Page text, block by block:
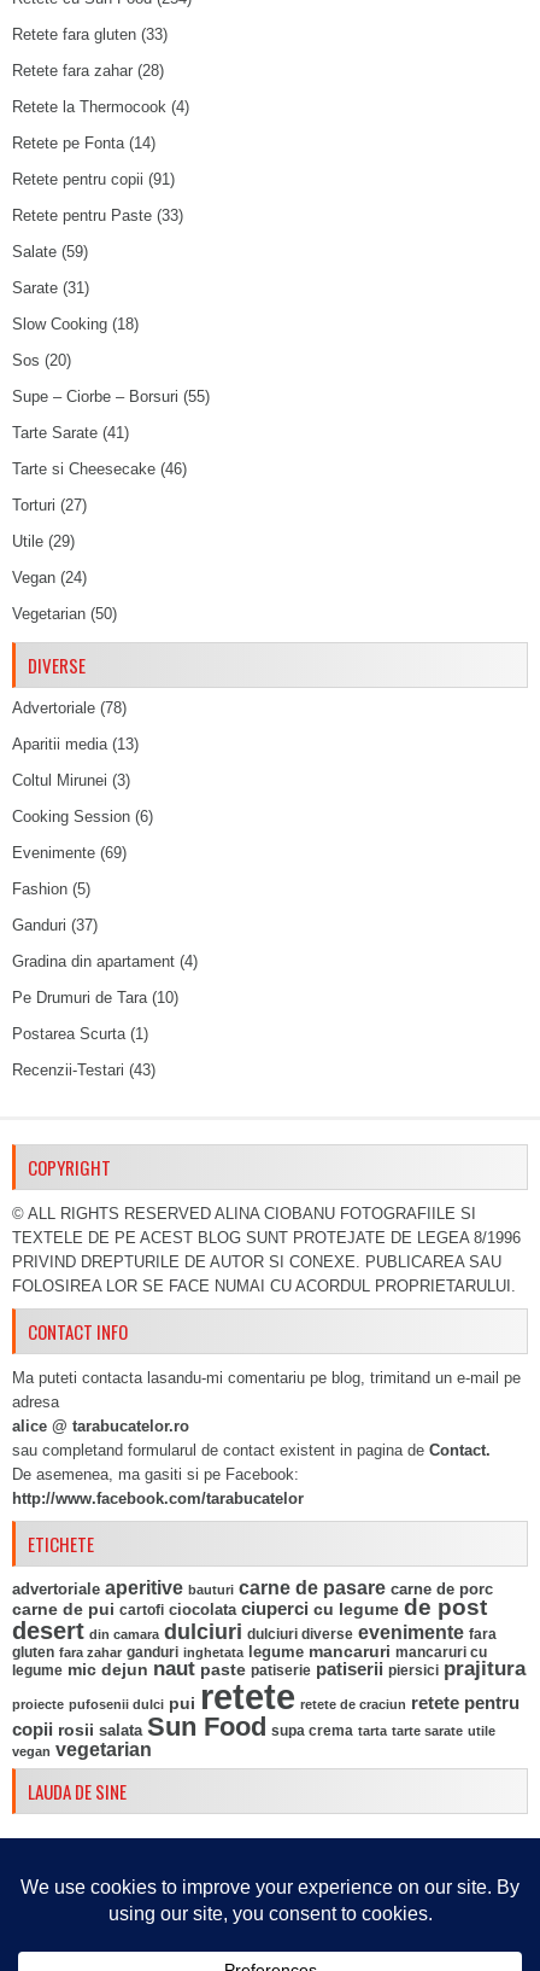
Retete fara gluten (33)
Retete fara zahar (28)
Retete la Thermocook (4)
Retete pe Fonta (14)
Retete pentru copii (91)
Retete pentru Paste (33)
Salate (59)
Sarate (31)
Slow Cooking (18)
Sos (20)
Supe – Ciorbe – Borsuri (55)
Tarte Sarate (41)
Tarte si Cheesecake (46)
Torturi (27)
Utile (29)
Vegan (24)
Vegetarian (50)
DIVERSE
Advertoriale (78)
Aparitii media (13)
Coltul Mirunei (3)
Cooking Session (6)
Evenimente (69)
Fashion (5)
Ganduri (37)
Gradina din apartament (4)
Pe Drumuri de Tara (10)
Postarea Scurta (1)
Recenzii-Testari (43)
COPYRIGHT
© ALL RIGHTS RESERVED ALINA CIOBANU FOTOGRAFIILE SI
TEXTELE DE PE ACEST BLOG SUNT PROTEJATE DE LEGEA 8/1996
PRIVIND DREPTURILE DE AUTOR SI CONEXE. PUBLICAREA SAU
FOLOSIREA LOR SE FACE NUMAI CU ACORDUL PROPRIETARULUI.
CONTACT INFO
Ma puteti contacta lasandu-mi comentariu pe blog, trimitand un e-mail pe
adresa
alice @ tarabucatelor.ro
sau completand formularul de contact existent in pagina de Contact.
De asemenea, ma gasiti si pe Facebook:
http://www.facebook.com/tarabucatelor
ETICHETE
advertoriale aperitive bauturi carne de pasare carne de porc
carne de pui cartofi ciocolata ciuperci cu legume de post
desert din camara dulciuri dulciuri diverse evenimente fara
gluten fara zahar ganduri inghetata legume mancaruri mancaruri cu
legume mic dejun naut paste patiserie patiserii piersici prajitura
proiecte pufosenii dulci pui retete retete de craciun retete pentru
copii rosii salata Sun Food supa crema tarta tarte sarate utile
vegan vegetarian
LAUDA DE SINE